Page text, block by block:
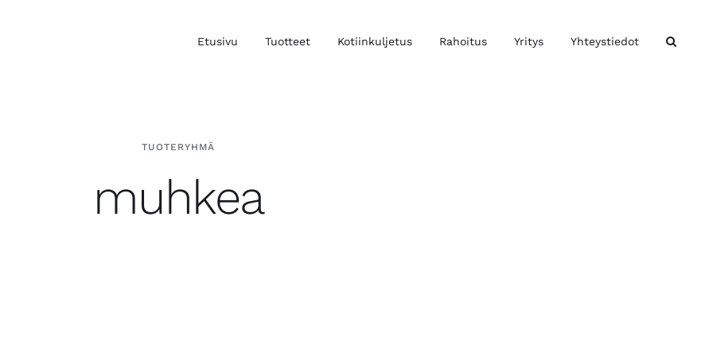
Etusivu Tuotteet Kotiinkuljetus Rahoitus Yritys Yhteystiedot
TUOTERYHMÄ
muhkea